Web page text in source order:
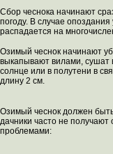
Сбор чеснока начинают
погоду. В случае
распадается на
Озимый чеснок начинают
выкапывают вилами, сушат
солнце или в полутени в
длину 2 см.
Озимый чеснок должен
дачники часто не получают
проблемами: